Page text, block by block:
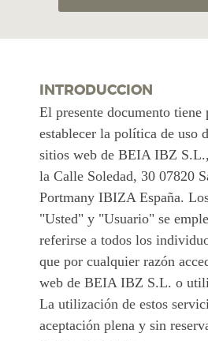
INTRODUCCION
El presente documento
establecer la política de uso
sitios web de BEIA IBZ
la Calle Soledad, 30 07820
Portmany IBIZA España.
"Usted" y "Usuario" se
referirse a todos los
que por cualquier razón
web de BEIA IBZ S.L. o
La utilización de estos
aceptación plena y sin